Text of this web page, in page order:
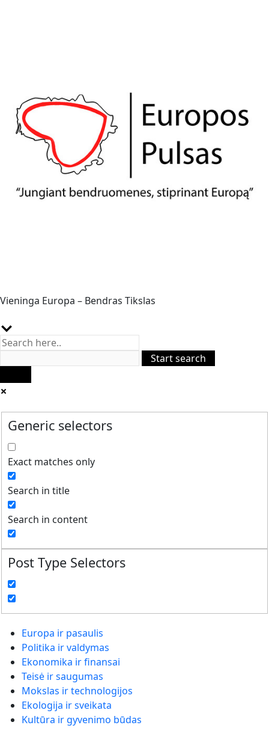
Vieninga Europa – Bendras Tikslas
Generic selectors
Exact matches only
Search in title
Search in content
Post Type Selectors
Europa ir pasaulis
Politika ir valdymas
Ekonomika ir finansai
Teisė ir saugumas
Mokslas ir technologijos
Ekologija ir sveikata
Kultūra ir gyvenimo būdas